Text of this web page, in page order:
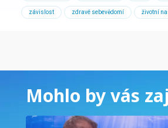
závislost zdravé sebevědomí životní
Mohlo by vás